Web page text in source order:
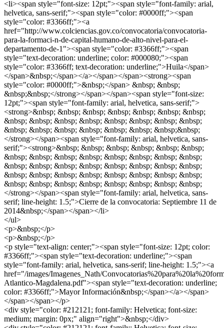
<li><span style="font-size: 12pt;"><span style="font-family: arial,
helvetica, sans-serif;"><span style="color: #0000ff;"><span
style="color: #3366ff;"><a
href="http://www.colciencias.gov.co/convocatoria/convocatoria-
para-la-formaci-n-de-capital-humano-de-alto-nivel-para-el-
departamento-de-1"><span style="color: #3366ff;"><span
style="text-decoration: underline; color: #000080;"><span
style="color: #3366ff; text-decoration: underline;">Huila</span>
</span>&nbsp;</span></a></span></span><strong><span
style="color: #0000ff;">&nbsp;</span> &nbsp; &nbsp;
&nbsp;&nbsp;</strong></span></span><span style="font-size:
12pt;"><span style="font-family: arial, helvetica, sans-serif;">
<strong>&nbsp; &nbsp; &nbsp; &nbsp; &nbsp; &nbsp; &nbsp;
&nbsp; &nbsp; &nbsp; &nbsp; &nbsp; &nbsp; &nbsp; &nbsp;
&nbsp; &nbsp; &nbsp; &nbsp; &nbsp; &nbsp; &nbsp;&nbsp;
</strong></span><span style="font-family: arial, helvetica, sans-
serif;"><strong>&nbsp; &nbsp; &nbsp; &nbsp; &nbsp; &nbsp;
&nbsp; &nbsp; &nbsp; &nbsp; &nbsp; &nbsp; &nbsp; &nbsp;
&nbsp; &nbsp; &nbsp; &nbsp; &nbsp; &nbsp; &nbsp; &nbsp;
&nbsp; &nbsp; &nbsp; &nbsp; &nbsp; &nbsp; &nbsp; &nbsp;
&nbsp; &nbsp; &nbsp; &nbsp; &nbsp; &nbsp; &nbsp; &nbsp;
</strong></span><span style="font-family: arial, helvetica, sans-
serif; line-height: 1.5;">Cierre de la convocatoria: Septiembre 11 de
2014&nbsp;</span></span></li>
</ul>
<p>&nbsp;</p>
<p>&nbsp;</p>
<p style="text-align: center;"><span style="font-size: 12pt; color:
#3366ff;"><span style="text-decoration: underline;"><span
style="font-family: arial, helvetica, sans-serif; line-height: 1.5;"><a
href="/images/Imagenes_Nath/
Atlantico-Magdalena.pdf"><span style="text-decoration: underline;
color: #3366ff;">Mayor Información&nbsp;</span></a></span>
</span></span></p>
<div style="color: #212121; font-family: Helvetica; font-size:
medium; margin: 0px;" align="right">&nbsp;</div>